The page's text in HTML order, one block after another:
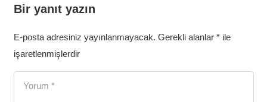
Bir yanıt yazın
E-posta adresiniz yayınlanmayacak. Gerekli alanlar *ile
işaretlenmişlerdir